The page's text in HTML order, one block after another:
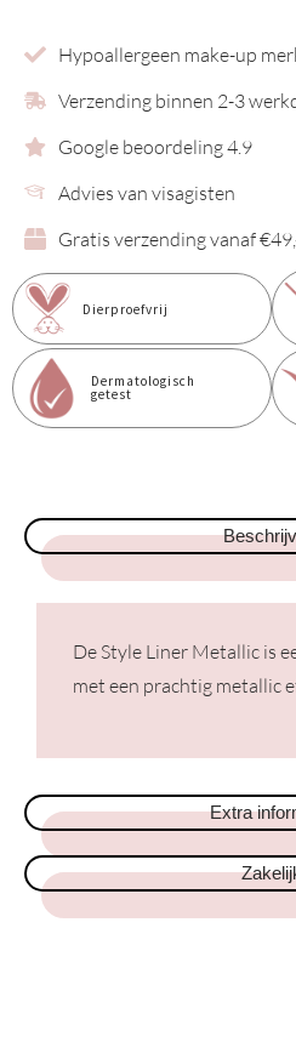
Hypoallergeen make-up
Verzending binnen 2-3
Google beoordeling 4.9
Advies van visagisten
Gratis verzending vanaf
Dierproefvrij
Dermatologisch
getest
Extra
De Style Liner Metallic is
met een prachtig metallic